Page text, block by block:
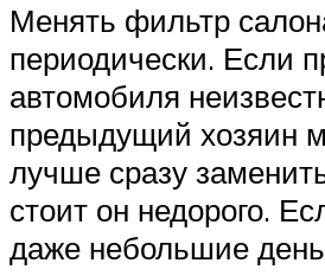
Менять фильтр
периодически. Если
автомобиля
предыдущий хозяин
лучше сразу
стоит он недорого.
даже небольшие